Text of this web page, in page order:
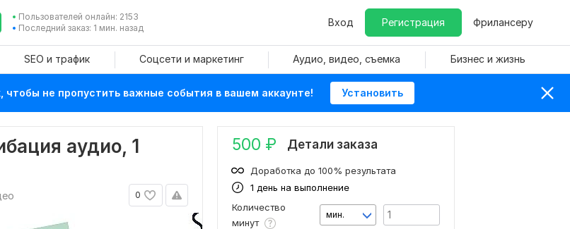
Пользователей онлайн: 2153
Последний заказ: 1 мин. назад
Вход Регистрация Фрилансеру
SEO и трафик Соцсети и маркетинг Аудио, видео, съемка Бизнес и жизнь
не пропустить важные события в вашем аккаунте! Установить
аудио, 1
0
500 ₽ Детали заказа
1 день на выполнение
Доработка до 100% результата
Количество
минут
мин.